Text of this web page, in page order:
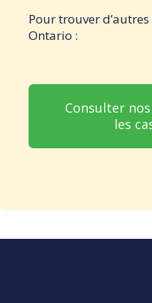
Pour trouver
Ontario :
Consulter
les